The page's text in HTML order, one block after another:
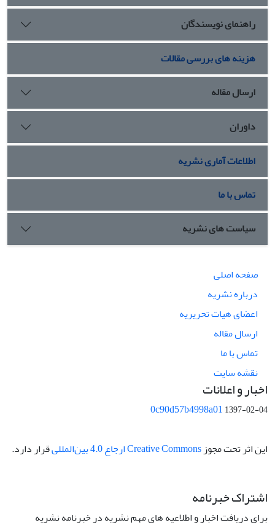
راهنمای نویسندگان
هزینه های بررسی مقالات
ارسال مقاله
داوران
اطلاعات آماری نشریه
تماس با ما
سیاست های نشریه
صفحه اصلی
درباره نشریه
اعضای هیات تحریریه
ارسال مقاله
تماس با ما
نقشه سایت
اخبار و اعلانات
0c90d57b4998a011397-02-04
این اثر تحت مجوز Creative Commons ارجاع 4.0 بین‌المللی قرار دارد.
اشتراک خبرنامه
برای دریافت اخبار و اطلاعیه های مهم نشریه در خبرنامه نشریه